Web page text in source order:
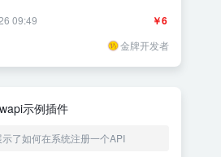
￥6
09:49
金牌开发者
示例插件
示了如何在系统注册一个API